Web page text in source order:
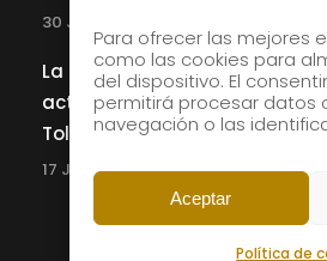
Para ofrecer las mejores
como las cookies para
del dispositivo. El
permitirá procesar
navegación o las
Aceptar
Política de
30 July, 2026
La Musikene Big Band
actuará junto a Charles
Tolliver en el 61 Jazzaldia
17 July, 2026